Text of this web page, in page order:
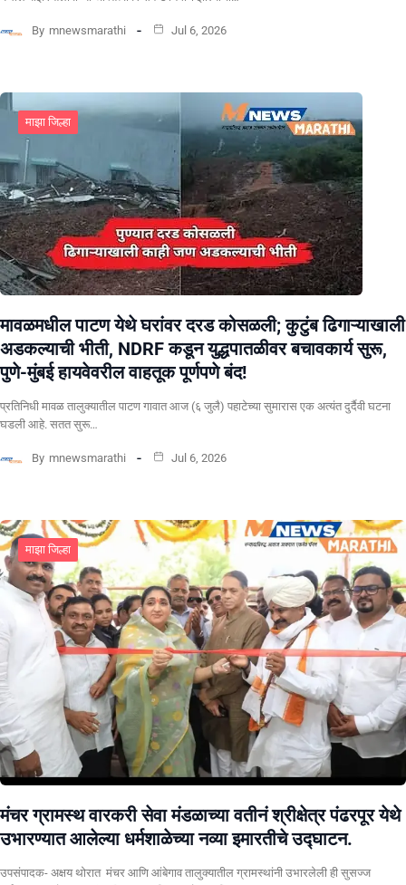
By mnewsmarathi Jul 6, 2026
माझा जिल्हा
मावळमधील पाटण येथे घरांवर दरड कोसळली; कुटुंब ढिगाऱ्याखाली
अडकल्याची भीती, NDRF कडून युद्धपातळीवर बचावकार्य सुरू,
पुणे-मुंबई हायवेवरील वाहतूक पूर्णपणे बंद!
​प्रतिनिधी मावळ तालुक्यातील पाटण गावात आज (६ जुलै) पहाटेच्या सुमारास एक अत्यंत दुर्दैवी घटना
घडली आहे. सतत सुरू…
By mnewsmarathi Jul 6, 2026
माझा जिल्हा
मंचर ग्रामस्थ वारकरी सेवा मंडळाच्या वतीनं श्रीक्षेत्र पंढरपूर येथे
उभारण्यात आलेल्या धर्मशाळेच्या नव्या इमारतीचे उद्घाटन.
उपसंपादक- अक्षय थोरात मंचर आणि आंबेगाव तालुक्यातील ग्रामस्थांनी उभारलेली ही सुसज्ज